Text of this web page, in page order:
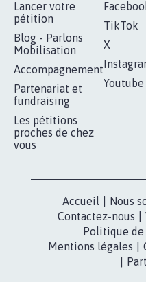
Lancer votre
pétition
Blog - Parlons
Mobilisation
Accompagnement
Partenariat et
fundraising
Les pétitions
proches de chez
vous
TikTok
X
Youtube
Accueil Nous
Contactez-nous
Politique
Mentions légales